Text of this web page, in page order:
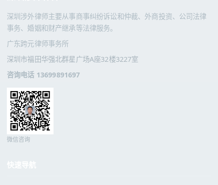
深圳涉外律师主要从事商事纠纷诉讼和仲裁、外商投资、公司法律
事务、婚姻和财产继承等法律服务。
广东跨元律师事务所
深圳市福田华强北群星广场A座32楼3227室
咨询电话 13699891697
微信咨询